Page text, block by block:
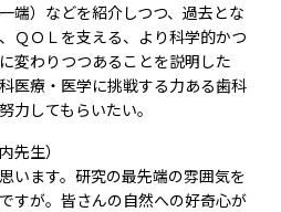
端）などを紹介しつつ、過去とな
ＱＯＬを支える、より科学的かつ
変わりつつあることを説明した
医療・医学に挑戦する力ある歯科
力してもらいたい。
先生）
います。研究の最先端の雰囲気を
すが。皆さんの自然への好奇心が